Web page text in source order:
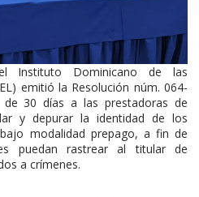
Instituto Dominicano de las
emitió la Resolución núm. 064-
30 días a las prestadoras de
y depurar la identidad de los
modalidad prepago, a fin de
puedan rastrear al titular de
a crímenes.